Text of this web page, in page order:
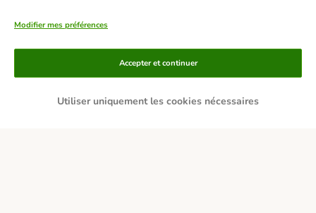
Modifier mes préférences
Utiliser uniquement les cookies nécessaires
Accepter et continuer